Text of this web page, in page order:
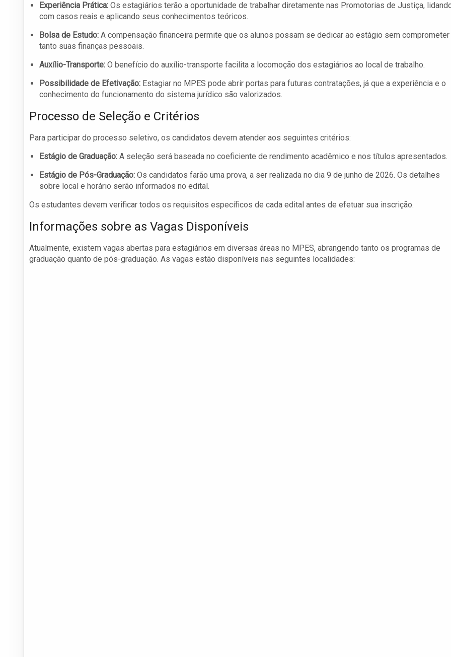
Experiência Prática: Os estagiários terão a oportunidade de trabalhar diretamente nas Promotorias de Justiça,
com casos reais e aplicando seus conhecimentos teóricos.
Bolsa de Estudo: A compensação financeira permite que os alunos possam se dedicar ao estágio sem comprometer
tanto suas finanças pessoais.
Auxílio-Transporte: O benefício do auxílio-transporte facilita a locomoção dos estagiários ao local de trabalho.
Possibilidade de Efetivação: Estagiar no MPES pode abrir portas para futuras contratações, já que a experiência e o
conhecimento do funcionamento do sistema jurídico são valorizados.
Processo de Seleção e Critérios
Para participar do processo seletivo, os candidatos devem atender aos seguintes critérios:
Estágio de Graduação: A seleção será baseada no coeficiente de rendimento acadêmico e nos títulos apresentados.
Estágio de Pós-Graduação: Os candidatos farão uma prova, a ser realizada no dia 9 de junho de 2026. Os detalhes
sobre local e horário serão informados no edital.
Os estudantes devem verificar todos os requisitos específicos de cada edital antes de efetuar sua inscrição.
Informações sobre as Vagas Disponíveis
Atualmente, existem vagas abertas para estagiários em diversas áreas no MPES, abrangendo tanto os programas de
graduação quanto de pós-graduação. As vagas estão disponíveis nas seguintes localidades: